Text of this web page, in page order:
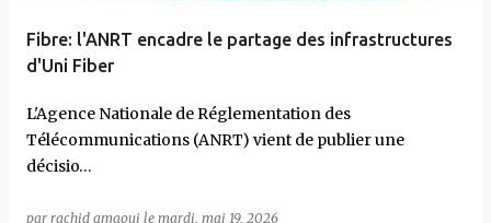
Fibre: l'ANRT encadre le partage des infrastructures
d'Uni Fiber
L'Agence Nationale de Réglementation des
Télécommunications (ANRT) vient de publier une
décisio…
par rachid amaoui le mardi, mai 19, 2026